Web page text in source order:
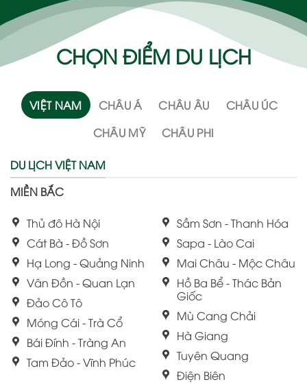
CHỌN ĐIỂM DU LỊCH
VIỆT NAM CHÂU Á CHÂU ÂU
CHÂU ÚC
CHÂU MỸ
CHÂU PHI
DU LỊCH VIỆT NAM
MIỀN BẮC
Thủ đô Hà Nội
Cát Bà - Đồ Sơn
Hạ Long - Quảng Ninh
Vân Đồn - Quan Lạn
Đảo Cô Tô
Móng Cái - Trà Cổ
Bái Đính - Tràng An
Tam Đảo - Vĩnh Phúc
Sầm Sơn - Thanh Hóa
Sapa - Lào Cai
Mai Châu - Mộc Châu
Hồ Ba Bể - Thác Bản
Giốc
Mù Cang Chải
Hà Giang
Tuyên Quang
Điện Biên